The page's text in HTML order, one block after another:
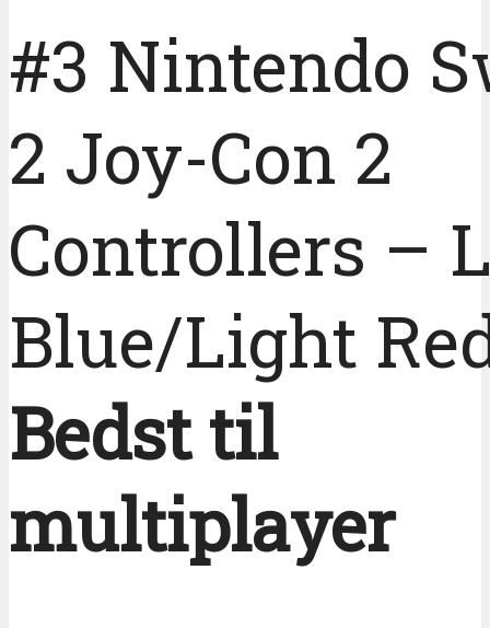
#3 Nintendo
2 Joy-Con 2
Controllers –
Blue/Light
Bedst til
multiplayer